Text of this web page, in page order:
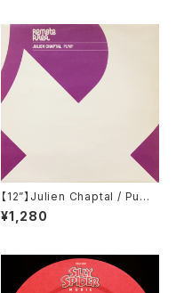
【12”】Julien Chaptal / Pump
(Remote Area) (Remote02
5)
¥1,280